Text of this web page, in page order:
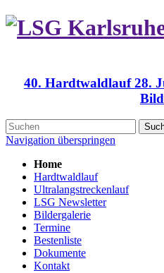
40. Hardtwaldlauf 28.
Navigation überspringen
Home
Hardtwaldlauf
Ultralangstreckenlauf
LSG Newsletter
Bildergalerie
Termine
Bestenliste
Dokumente
Kontakt